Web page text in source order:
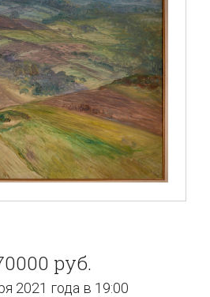
руб.
2021 года в 19:00